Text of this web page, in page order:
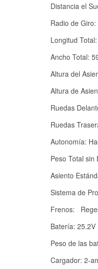
Distancia el
Radio de
Longitud
Ancho Total:
Altura del
Altura de
Ruedas
Ruedas
Autonomía:
Peso Total sin
Asiento
Sistema de
Frenos:
Batería: 25.2V
Peso de las
Cargador: 2-